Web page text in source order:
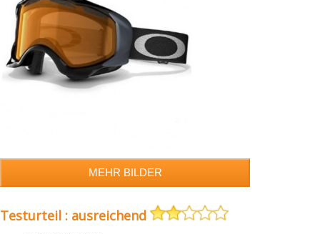
Testurteil : ausreichend